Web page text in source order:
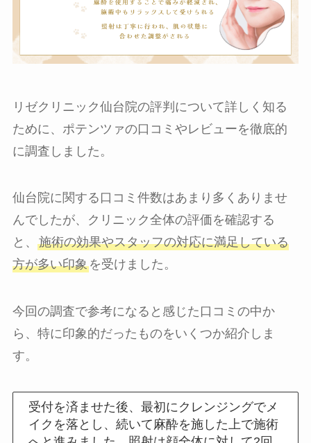
リゼクリニック仙台院の評判について詳しく知る
ために、 ポテンツァの口コミやレビューを徹底的
に調査しました。
仙台院に関する口コミ件数はあまり多くありませ
んでしたが、クリニック全体の評価を確認する
と、 施術の効果やスタッフの対応に満足している
方が多い印象を受けました。
今回の調査で参考になると感じた口コミの中か
ら、特に印象的だったものをいくつか紹介しま
す。
受付を済ませた後、最初にクレンジングでメ
イクを落とし、続いて麻酔を施した上で施術